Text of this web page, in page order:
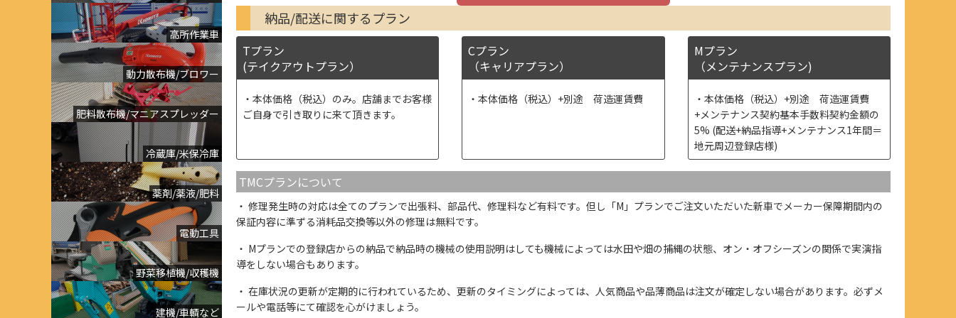
高所作業車
動力散布機/ブロワー
肥料散布機/マニアスプレッダー
冷蔵庫/米保冷庫
薬剤/薬液/肥料
電動工具
野菜移植機/収穫機
建機/車輌など
納品/配送に関するプラン
Tプラン
(テイクアウトプラン）
本体価格（税込）のみ。店舗までお客様
ご自身で引き取りに来て頂きます。
Cプラン
（キャリアプラン）
本体価格（税込）+別途 荷造運賃費
Mプラン
（メンテナンスプラン)
本体価格（税込）+別途 荷造運賃費
+メンテナンス契約基本手数料契約金額の
5% (配送+納品指導+メンテナンス1年間＝
地元周辺登録店様)
TMCプランについて
修理発生時の対応は全てのプランで出張料、部品代、修理料など有料です。但し「M」プランでご注文いただいた新車でメーカー保障期間内の
保証内容に準ずる消耗品交換等以外の修理は無料です。
Mプランでの登録店からの納品で納品時の機械の使用説明はしても機械によっては水田や畑の捕縄の状態、オン・オフシーズンの関係で実演指
導をしない場合もあります。
在庫状況の更新が定期的に行われているため、更新のタイミングによっては、人気商品や品薄商品は注文が確定しない場合があります。必ずメ
ールや電話等にて確認を心がけましょう。